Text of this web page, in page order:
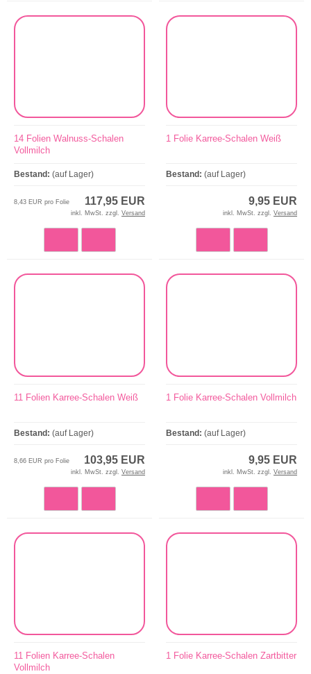
14 Folien Walnuss-Schalen
Vollmilch
Bestand: (auf Lager)
117,95 EUR
8,43 EUR pro Folie
inkl. MwSt. zzgl. Versand
1 Folie Karree-Schalen Weiß
Bestand: (auf Lager)
9,95 EUR
inkl. MwSt. zzgl. Versand
11 Folien Karree-Schalen Weiß
Bestand: (auf Lager)
103,95 EUR
8,66 EUR pro Folie
inkl. MwSt. zzgl. Versand
1 Folie Karree-Schalen Vollmilch
Bestand: (auf Lager)
9,95 EUR
inkl. MwSt. zzgl. Versand
11 Folien Karree-Schalen
Vollmilch
1 Folie Karree-Schalen Zartbitter